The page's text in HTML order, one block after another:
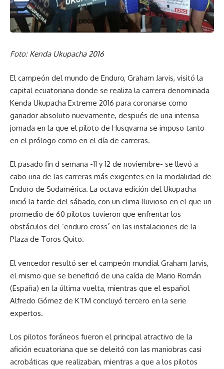
Foto: Kenda Ukupacha 2016
El campeón del mundo de Enduro, Graham Jarvis, visitó la
capital ecuatoriana donde se realiza la carrera denominada
Kenda Ukupacha Extreme 2016 para coronarse como
ganador absoluto nuevamente, después de una intensa
jornada en la que el piloto de Husqvarna se impuso tanto
en el prólogo como en el día de carreras.
El pasado fin d semana -11 y 12 de noviembre- se llevó a
cabo una de las carreras más exigentes en la modalidad de
Enduro de Sudamérica. La octava edición del Ukupacha
inició la tarde del sábado, con un clima lluvioso en el que un
promedio de 60 pilotos tuvieron que enfrentar los
obstáculos del ‘enduro cross´ en las instalaciones de la
Plaza de Toros Quito.
El vencedor resultó ser el campeón mundial Graham Jarvis,
el mismo que se benefició de una caída de Mario Román
(España) en la última vuelta, mientras que el español
Alfredo Gómez de KTM concluyó tercero en la serie
expertos.
Los pilotos foráneos fueron el principal atractivo de la
afición ecuatoriana que se deleitó con las maniobras casi
acrobáticas que realizaban, mientras a que a los pilotos